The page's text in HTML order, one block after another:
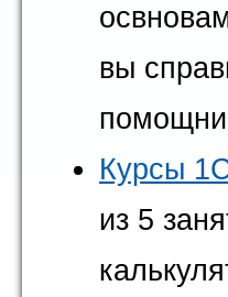
вы
Курсы
из 5